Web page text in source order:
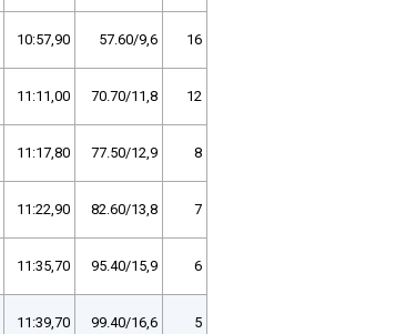
10:57,90 57.60/9,6 16
11:11,00 70.70/11,8 12
11:17,80 77.50/12,9 8
11:22,90 82.60/13,8 7
11:35,70 95.40/15,9 6
11:39,70 99.40/16,6 5